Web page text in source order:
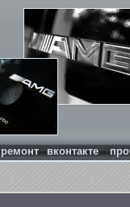
ремонт вконтакте